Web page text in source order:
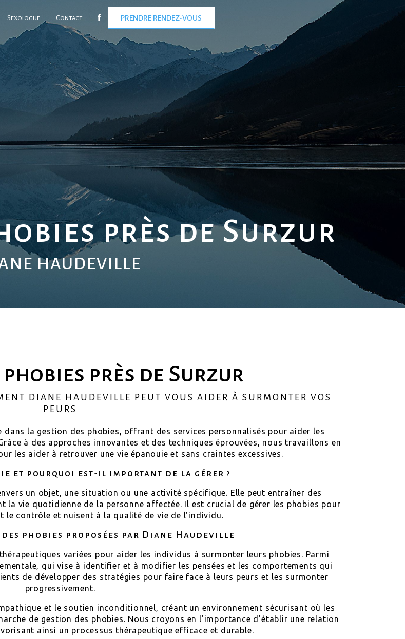
Sexologue Contact PRENDRE RENDEZ-VOUS
près de Surzur
HAUDEVILLE
près de Surzur
DIANE HAUDEVILLE PEUT VOUS AIDER À SURMONTER VOS
PEURS
dans la gestion des phobies, offrant des services personnalisés pour aider les
à des approches innovantes et des techniques éprouvées, nous travaillons en
les aider à retrouver une vie épanouie et sans craintes excessives.
et pourquoi est-il important de la gérer ?
un objet, une situation ou une activité spécifique. Elle peut entraîner des
vie quotidienne de la personne affectée. Il est crucial de gérer les phobies pour
le contrôle et nuisent à la qualité de vie de l'individu.
phobies proposées par Diane Haudeville
variées pour aider les individus à surmonter leurs phobies. Parmi
qui vise à identifier et à modifier les pensées et les comportements qui
de développer des stratégies pour faire face à leurs peurs et les surmonter
progressivement.
et le soutien inconditionnel, créant un environnement sécurisant où les
de gestion des phobies. Nous croyons en l'importance d'établir une relation
ainsi un processus thérapeutique efficace et durable.